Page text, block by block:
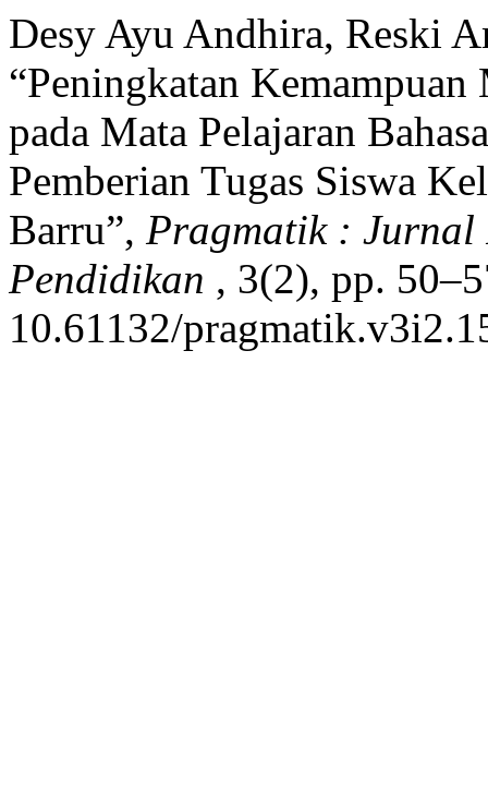
Desy Ayu Andhira, Reski
“Peningkatan
pada Mata Pelajaran
Pemberian Tugas Siswa
Barru”, Pragmatik : Jurnal
Pendidikan , 3(2), pp.
10.61132/